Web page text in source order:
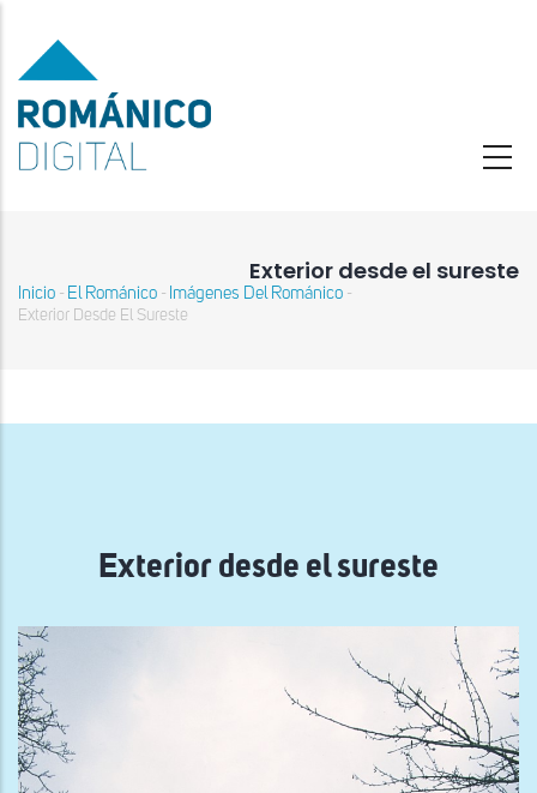
contenido
principal
Exterior desde el sureste
Sobrescribir
ayuda
Inicio - El Románico - Imágenes Del Románico -
Exterior Desde El Sureste
Exterior desde el sureste